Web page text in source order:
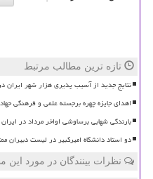
تازه ترین مطالب مرتبط
نتایج جدید از آسیب پذیری هزار شهر ایران
اهدای جایزه چهره برجسته علمی و فرهنگی
بارندگی شهابی برساوشی اواخر مرداد در ایران
دو استاد دانشگاه امیرکبیر در لیست دبیران
نظرات بینندگان در مورد این